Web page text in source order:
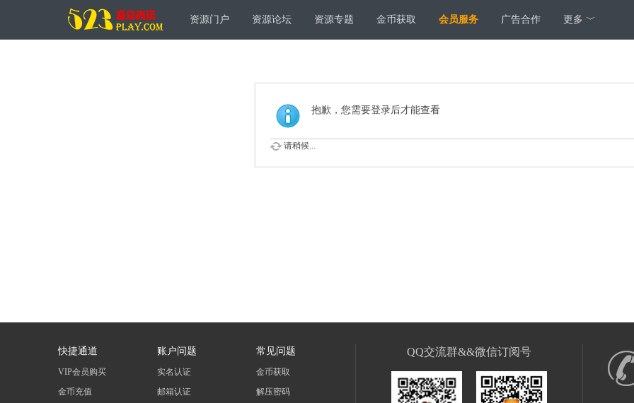
资源门户 资源论坛 资源专题 金币获取 会员服务 广告合作 更多 ﹀
抱歉，您需要登录后才能查看
请稍候...
快捷通道
VIP会员购买
金币充值
账户问题
实名认证
邮箱认证
常见问题
金币获取
解压密码
QQ交流群&&微信订阅号